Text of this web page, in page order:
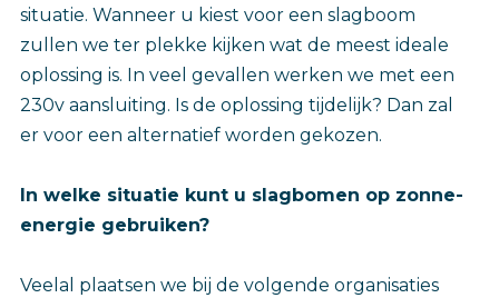
situatie. Wanneer u kiest voor een slagboom
zullen we ter plekke kijken wat de meest ideale
oplossing is. In veel gevallen werken we met een
230v aansluiting. Is de oplossing tijdelijk? Dan zal
er voor een alternatief worden gekozen.
In welke situatie kunt u slagbomen op zonne-
energie gebruiken?
Veelal plaatsen we bij de volgende organisaties